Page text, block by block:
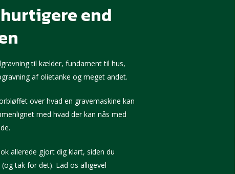
hurtigereend
til kælder, fundament til hus,
af olietanke og meget andet.
over hvad en gravemaskine kan
med hvad der kan nås med
allerede gjort dig klart, siden du
tak for det). Lad os alligevel